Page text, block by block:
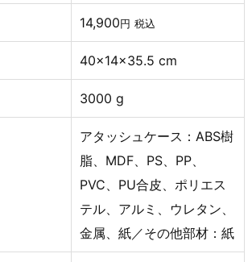
14,900 円 税込
40×14×35.5 cm
3000 g
アタッシュケース：ABS樹
脂、MDF、PS、PP、
PVC、PU合皮、ポリエス
テル、アルミ、ウレタン、
金属、紙／その他部材：紙